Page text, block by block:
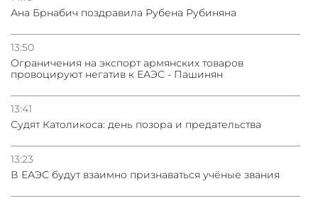
Ана Брнабич поздравила Рубена Рубиняна
13:50
Oграничения на экспорт армянских товаров
провоцируют негатив к ЕАЭС - Пашинян
13:41
Судят Католикоса: день позора и предательства
13:23
В ЕАЭС будут взаимно признаваться учёные звания